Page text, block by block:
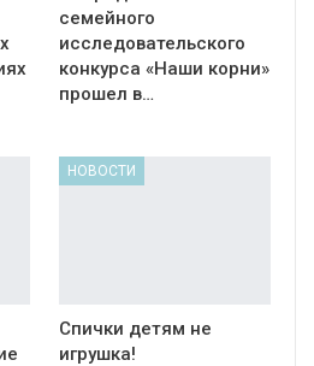
семейного
исследовательского
конкурса «Наши корни»
прошел в…
НОВОСТИ
Спички детям не
игрушка!